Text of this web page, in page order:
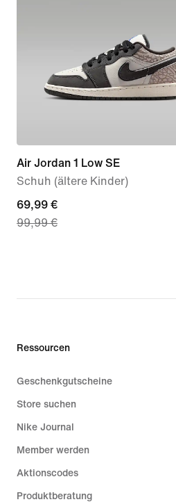
Air Jordan 1 Low SE
Schuh (ältere Kinder)
current
price
99,99 €
69,99 €
99,99 €
Ressourcen
Geschenkgutscheine
Store suchen
Nike Journal
Member werden
Aktionscodes
Produktberatung